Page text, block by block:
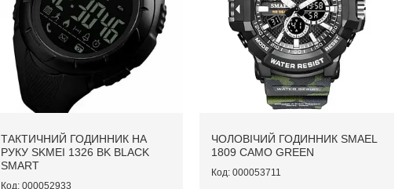
ТАКТИЧНИЙ ГОДИННИК НА
РУКУ SKMEI 1326 BK BLACK
SMART
000052933
ЧОЛОВІЧИЙ ГОДИННИК SMAEL
1809 CAMO GREEN
000053711